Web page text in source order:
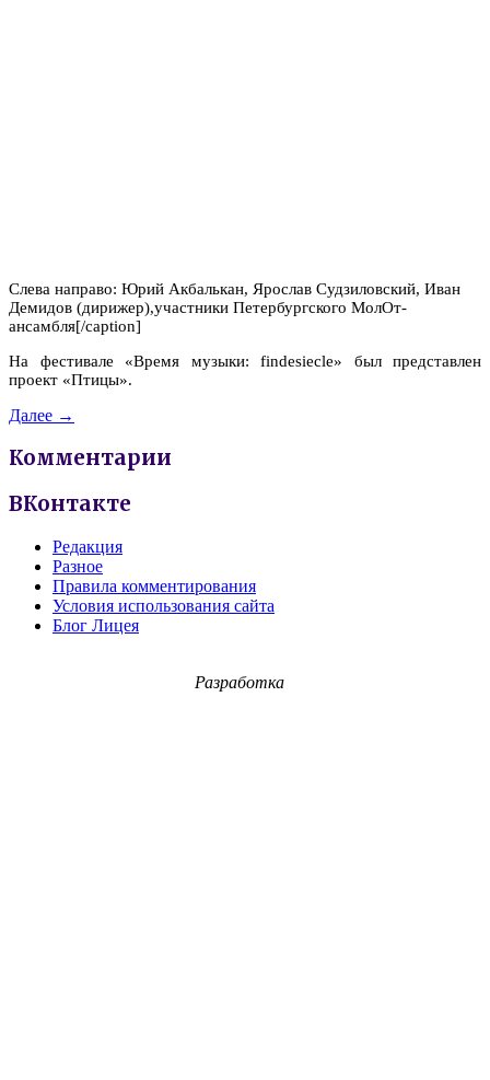
Слева направо: Юрий Акбалькан, Ярослав Судзиловский, Иван
Демидов (дирижер),участники Петербургского МолОт-
ансамбля[/caption]
На фестивале «Время музыки: findesiecle» был представлен
проект «Птицы».
Далее →
Комментарии
ВКонтакте
Редакция
Разное
Правила комментирования
Условия использования сайта
Блог Лицея
Разработка